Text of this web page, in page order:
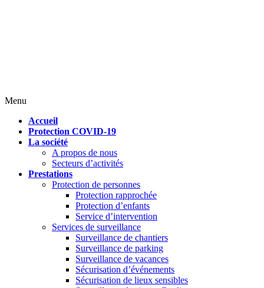
Menu
Accueil
Protection COVID-19
La société
A propos de nous
Secteurs d’activités
Prestations
Protection de personnes
Protection rapprochée
Protection d’enfants
Service d’intervention
Services de surveillance
Surveillance de chantiers
Surveillance de parking
Surveillance de vacances
Sécurisation d’événements
Sécurisation de lieux sensibles